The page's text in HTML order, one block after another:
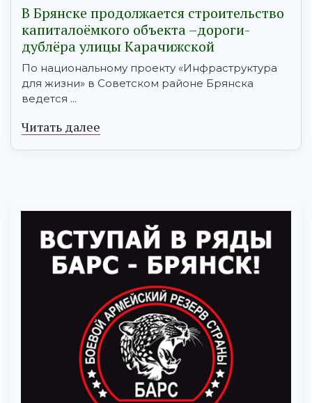
В Брянске продолжается строительство
капиталоёмкого объекта –дороги-
дублёра улицы Карачижской
По национальному проекту «Инфраструктура
для жизни» в Советском районе Брянска
ведется ...
Читать далее